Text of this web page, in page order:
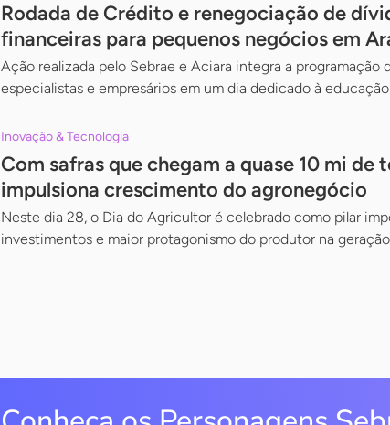
Rodada de Crédito e renegociação de
financeiras para pequenos negócios em
Ação realizada pelo Sebrae e Aciara integra a
especialistas e empresários em um dia dedicado à
Inovação & Tecnologia
Com safras que chegam a quase 10 mi de
impulsiona crescimento do agronegócio
Neste dia 28, o Dia do Agricultor é celebrado como pilar
investimentos e maior protagonismo do produtor na